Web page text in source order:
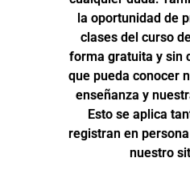
la oportunidad de
clases del curso
forma gratuita y sin
que pueda conocer
enseñanza y
Esto se aplica
registran en
nuestro